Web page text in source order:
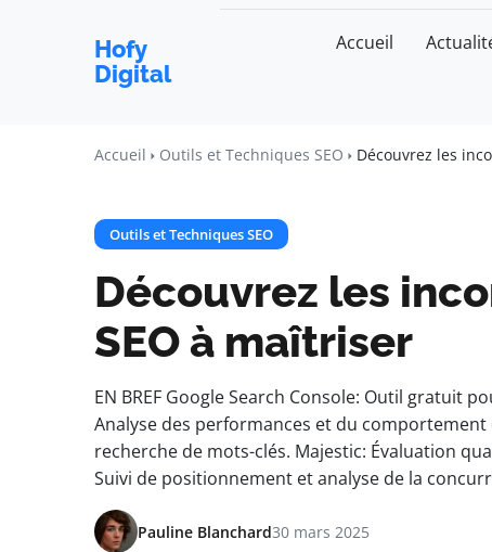
Hofy
Digital
Accueil
Accueil Outils et Techniques SEO Découvrez les
Outils et Techniques SEO
Découvrez les
SEO à maîtriser
EN BREF Google Search Console: Outil gratuit
Analyse des performances et du
recherche de mots-clés. Majestic: Évaluation
Suivi de positionnement et analyse de la
Pauline Blanchard30 mars 2025